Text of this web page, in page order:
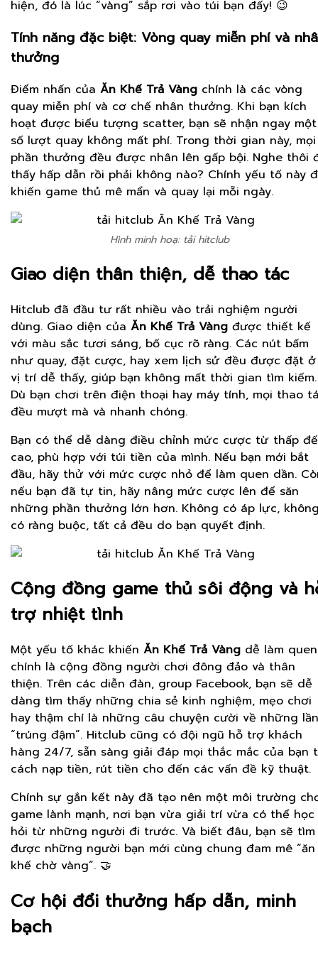
hiện, đó là lúc “vàng” sắp rơi vào túi bạn đấy! 😉
Tính năng đặc biệt: Vòng quay miễn phí và
thưởng
Điểm nhấn của Ăn Khế Trả Vàng chính là các vòng
quay miễn phí và cơ chế nhân thưởng. Khi bạn kích
hoạt được biểu tượng scatter, bạn sẽ nhận ngay một
số lượt quay không mất phí. Trong thời gian này, mọi
phần thưởng đều được nhân lên gấp bội. Nghe thôi
thấy hấp dẫn rồi phải không nào? Chính yếu tố này
khiến game thủ mê mẩn và quay lại mỗi ngày.
Hình minh hoạ: tải hitclub
Giao diện thân thiện, dễ thao tác
Hitclub đã đầu tư rất nhiều vào trải nghiệm người
dùng. Giao diện của Ăn Khế Trả Vàng được thiết kế
với màu sắc tươi sáng, bố cục rõ ràng. Các nút bấm
như quay, đặt cược, hay xem lịch sử đều được đặt ở
vị trí dễ thấy, giúp bạn không mất thời gian tìm kiếm.
Dù bạn chơi trên điện thoại hay máy tính, mọi thao
đều mượt mà và nhanh chóng.
Bạn có thể dễ dàng điều chỉnh mức cược từ thấp
cao, phù hợp với túi tiền của mình. Nếu bạn mới bắt
đầu, hãy thử với mức cược nhỏ để làm quen dần.
nếu bạn đã tự tin, hãy nâng mức cược lên để săn
những phần thưởng lớn hơn. Không có áp lực,
có ràng buộc, tất cả đều do bạn quyết định.
Cộng đồng game thủ sôi động và
trợ nhiệt tình
Một yếu tố khác khiến Ăn Khế Trả Vàng dễ làm quen
chính là cộng đồng người chơi đông đảo và thân
thiện. Trên các diễn đàn, group Facebook, bạn sẽ dễ
dàng tìm thấy những chia sẻ kinh nghiệm, mẹo chơi
hay thậm chí là những câu chuyện cười về những lần
“trúng đậm”. Hitclub cũng có đội ngũ hỗ trợ khách
hàng 24/7, sẵn sàng giải đáp mọi thắc mắc của bạn
cách nạp tiền, rút tiền cho đến các vấn đề kỹ thuật.
Chính sự gắn kết này đã tạo nên một môi trường
game lành mạnh, nơi bạn vừa giải trí vừa có thể học
hỏi từ những người đi trước. Và biết đâu, bạn sẽ tìm
được những người bạn mới cùng chung đam mê “ăn
khế chờ vàng”. 🤝
Cơ hội đổi thưởng hấp dẫn, minh
bạch